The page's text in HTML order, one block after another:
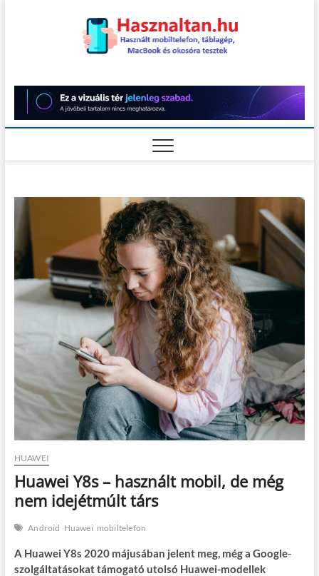
Használt
teszt
TÁBLAGÉP, MACBOOK ÉS
OKOSÓRA TESZTEK
HUAWEI
Huawei Y8s – használt mobil, de még
nem idejétmúlt társ
Android Huawei mobiltelefon
A Huawei Y8s 2020 májusában jelent meg, még a Google-
szolgáltatásokat támogató utolsó Huawei-modellek